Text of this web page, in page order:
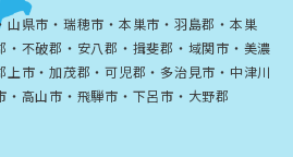
山県市・瑞穂市・本巣市・羽島郡・本巣
不破郡・安八郡・揖斐郡・域関市・美濃
上市・加茂郡・可児郡・多治見市・中津川
高山市・飛騨市・下呂市・大野郡